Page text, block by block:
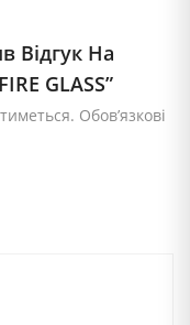
Відгук На
GLASS”
Обов’язкові